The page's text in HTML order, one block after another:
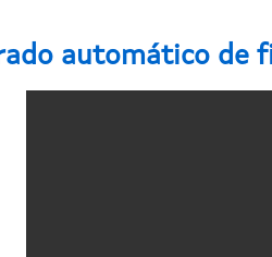
automático de